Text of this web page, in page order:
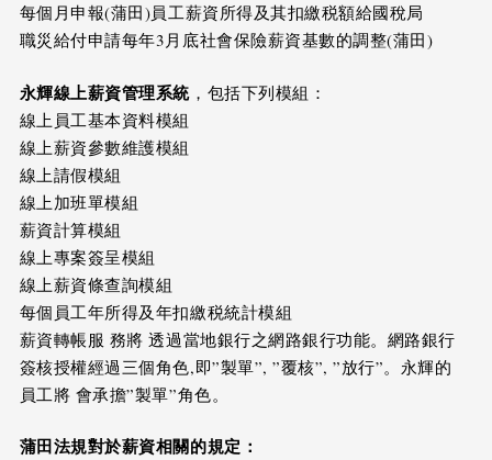
每個月申報(蒲田)員工薪資所得及其扣繳税額給國稅局
職災給付申請每年3月底社會保險薪資基數的調整(蒲田)
永輝線上薪資管理系統 ，包括下列模組：
線上員工基本資料模組
線上薪資參數維護模組
線上請假模組
線上加班單模組
薪資計算模組
線上專案簽呈模組
線上薪資條查詢模組
每個員工年所得及年扣繳税統計模組
薪資轉帳服 務將 透過當地銀行之網路銀行功能。網路銀行
簽核授權經過三個角色,即”製單”, ”覆核”, ”放行”。永輝的
員工將 會承擔”製單”角色。
蒲田法規對於薪資相關的規定：